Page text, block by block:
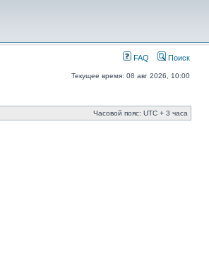
FAQ Поиск
Текущее время: 08 авг 2026, 10:00
Часовой пояс: UTC + 3 часа